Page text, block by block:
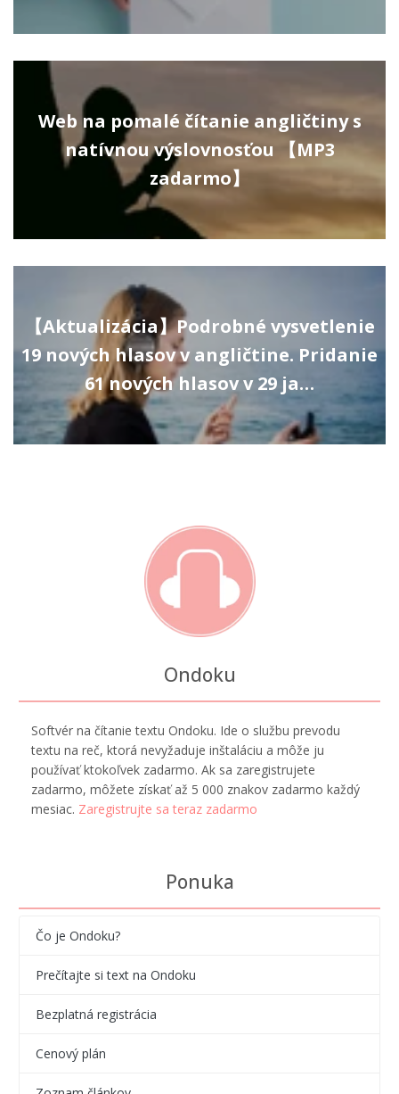
Web na pomalé čítanie angličtiny s
natívnou výslovnosťou 【MP3
zadarmo】
【Aktualizácia】Podrobné vysvetlenie
19 nových hlasov v angličtine. Pridanie
61 nových hlasov v 29 ja…
Ondoku
Softvér na čítanie textu Ondoku. Ide o službu prevodu
textu na reč, ktorá nevyžaduje inštaláciu a môže ju
používať ktokoľvek zadarmo. Ak sa zaregistrujete
zadarmo, môžete získať až 5 000 znakov zadarmo každý
mesiac. Zaregistrujte sa teraz zadarmo
Ponuka
Čo je Ondoku?
Prečítajte si text na Ondoku
Bezplatná registrácia
Cenový plán